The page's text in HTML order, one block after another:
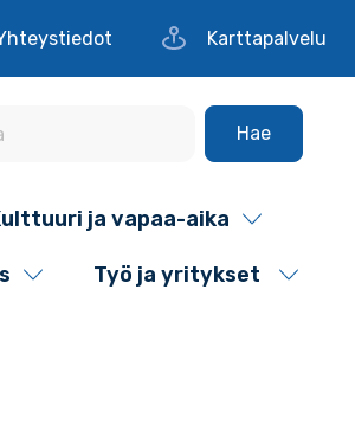
Karttapalvelu
Hae
ja vapaa-aika
Työ ja yritykset